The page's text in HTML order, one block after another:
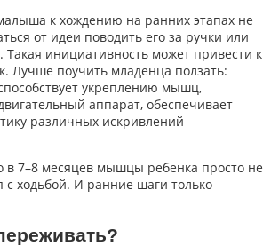
к хождению на ранних этапах не
от идеи поводить его за ручки или
Такая инициативность может привести к
Лучше поучить младенца ползать:
укреплению мышц,
аппарат, обеспечивает
различных искривлений
в 7–8 месяцев мышцы ребенка просто не
с ходьбой. И ранние шаги только